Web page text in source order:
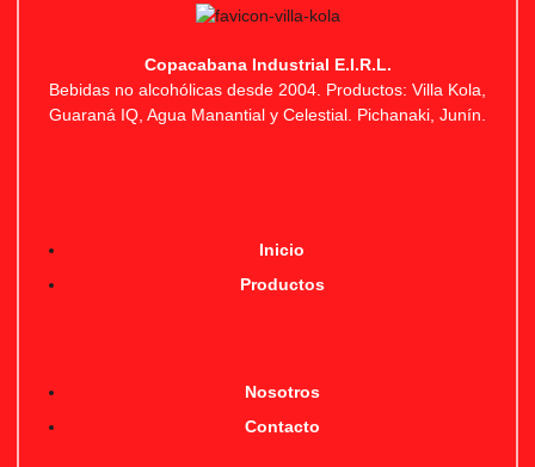
Copacabana Industrial E.I.R.L.
Bebidas no alcohólicas desde 2004. Productos: Villa Kola,
Guaraná IQ, Agua Manantial y Celestial. Pichanaki, Junín.
Inicio
Productos
Nosotros
Contacto